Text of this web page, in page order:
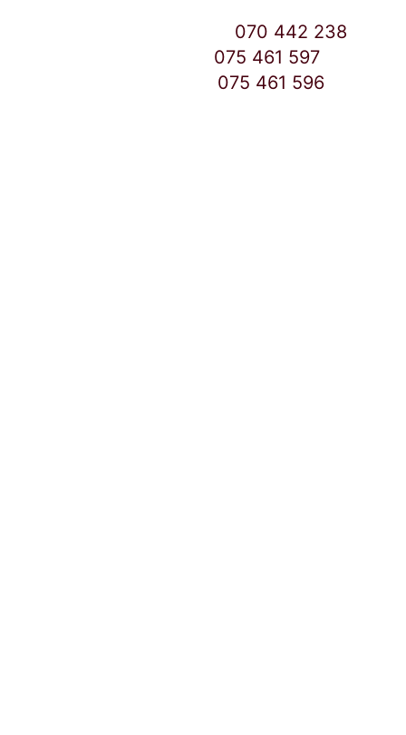
070 442 238
075 461 597
075 461 596